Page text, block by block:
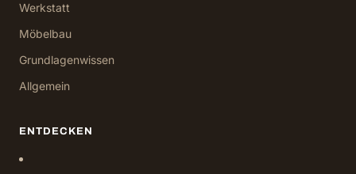
Werkstatt
Möbelbau
Grundlagenwissen
Allgemein
ENTDECKEN